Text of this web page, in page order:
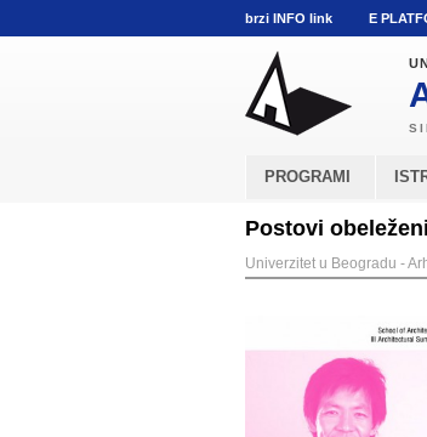
brzi INFO link E
PROGRAMI
Postovi
Univerzitet u Beogradu -